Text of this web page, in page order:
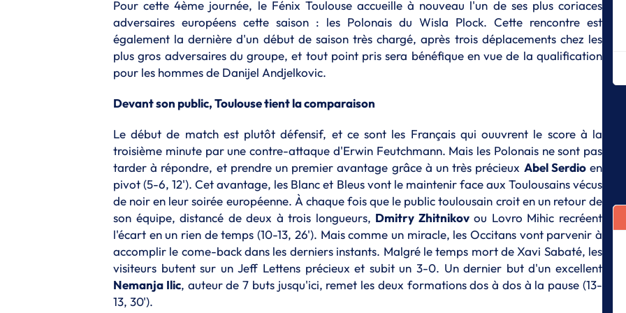
Pour cette 4ème journée, le Fénix Toulouse accueille à nouveau l'un de ses plus coriaces
adversaires européens cette saison : les Polonais du Wisla Plock. Cette rencontre est
également la dernière d'un début de saison très chargé, après trois déplacements chez les
plus gros adversaires du groupe, et tout point pris sera bénéfique en vue de la qualification
pour les hommes de Danijel Andjelkovic.
Devant son public, Toulouse tient la comparaison
Le début de match est plutôt défensif, et ce sont les Français qui ouuvrent le score à la
troisième minute par une contre-attaque d'Erwin Feutchmann. Mais les Polonais ne sont pas
tarder à répondre, et prendre un premier avantage grâce à un très précieux Abel Serdioen
pivot (5-6, 12'). Cet avantage, les Blanc et Bleus vont le maintenir face aux Toulousains vécus
de noir en leur soirée européenne. À chaque fois que le public toulousain croit en un retour de
son équipe, distancé de deux à trois longueurs, Dmitry Zhitnikovou Lovro Mihic recréent
l'écart en un rien de temps (10-13, 26'). Mais comme un miracle, les Occitans vont parvenir à
accomplir le come-back dans les derniers instants. Malgré le temps mort de Xavi Sabaté, les
visiteurs butent sur un Jeff Lettens précieux et subit un 3-0. Un dernier but d'un excellent
Nemanja Ilic, auteur de 7 buts jusqu'ici, remet les deux formations dos à dos à la pause (13-
13, 30').